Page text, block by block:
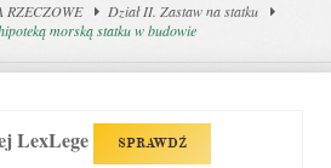
RZECZOWE
Dział II. Zastaw na statku
morską statku w budowie
LexLege SPRAWDŹ